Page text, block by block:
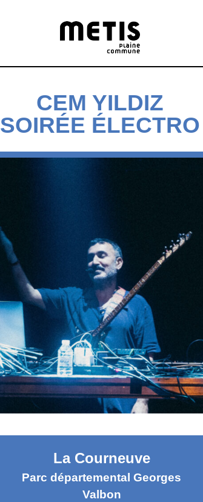
CEM YILDIZ
SOIRÉE ÉLECTRO
La Courneuve
Parc départemental Georges
Valbon